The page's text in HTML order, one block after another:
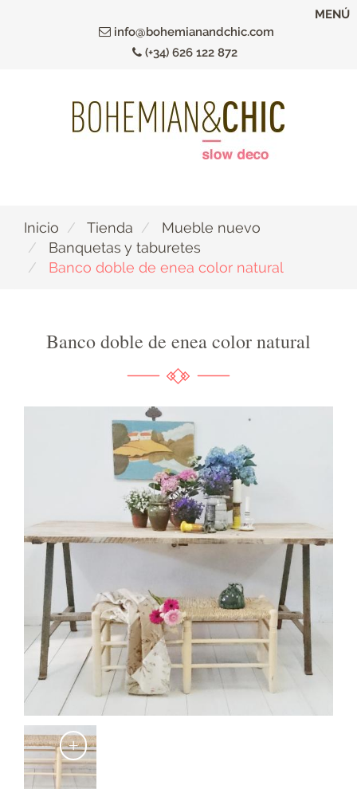
info@bohemianandchic.com
(+34) 626 122 872
MENÚ
Inicio Tienda
Mueble nuevo
Banquetas y taburetes
Banco doble de enea color natural
Banco doble de enea color natural
+